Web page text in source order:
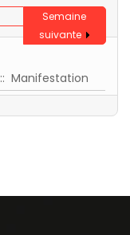
Semaine
suivante
:: Manifestation